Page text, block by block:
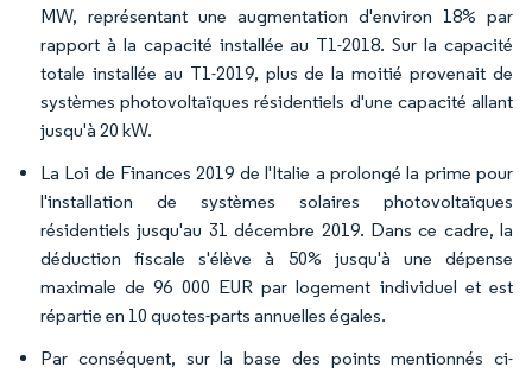
MW, représentant une augmentation d'environ 18% par
rapport à la capacité installée au T1-2018. Sur la capacité
totale installée au T1-2019, plus de la moitié provenait de
systèmes photovoltaïques résidentiels d'une capacité allant
jusqu'à 20 kW.
La Loi de Finances 2019 de l'Italie a prolongé la prime pour
l'installation de systèmes solaires photovoltaïques
résidentiels jusqu'au 31 décembre 2019. Dans ce cadre, la
déduction fiscale s'élève à 50% jusqu'à une dépense
maximale de 96 000 EUR par logement individuel et est
répartie en 10 quotes-parts annuelles égales.
Par conséquent, sur la base des points mentionnés ci-